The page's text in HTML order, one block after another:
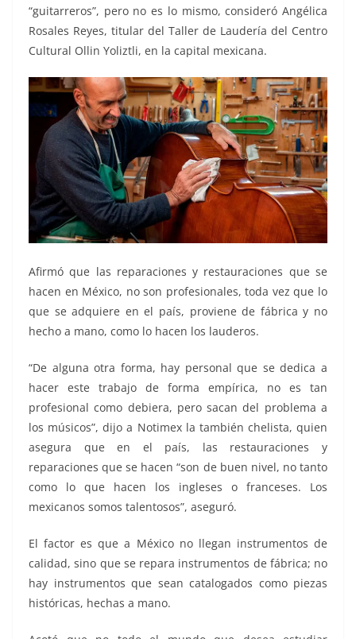
“guitarreros”, pero no es lo mismo, consideró Angélica
Rosales Reyes, titular del Taller de Laudería del Centro
Cultural Ollin Yoliztli, en la capital mexicana.
Afirmó que las reparaciones y restauraciones que se
hacen en México, no son profesionales, toda vez que lo
que se adquiere en el país, proviene de fábrica y no
hecho a mano, como lo hacen los lauderos.
“De alguna otra forma, hay personal que se dedica a
hacer este trabajo de forma empírica, no es tan
profesional como debiera, pero sacan del problema a
los músicos”, dijo a Notimex la también chelista, quien
asegura que en el país, las restauraciones y
reparaciones que se hacen “son de buen nivel, no tanto
como lo que hacen los ingleses o franceses. Los
mexicanos somos talentosos”, aseguró.
El factor es que a México no llegan instrumentos de
calidad, sino que se repara instrumentos de fábrica; no
hay instrumentos que sean catalogados como piezas
históricas, hechas a mano.